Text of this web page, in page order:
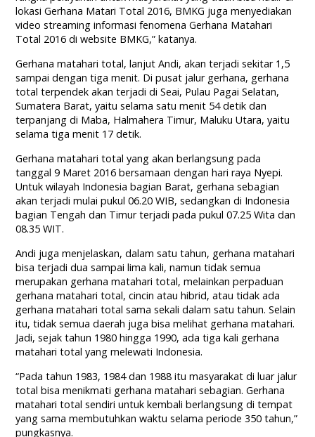
lokasi Gerhana Matari Total 2016, BMKG juga menyediakan
video streaming informasi fenomena Gerhana Matahari
Total 2016 di website BMKG,” katanya.
Gerhana matahari total, lanjut Andi, akan terjadi sekitar 1,5
sampai dengan tiga menit. Di pusat jalur gerhana, gerhana
total terpendek akan terjadi di Seai, Pulau Pagai Selatan,
Sumatera Barat, yaitu selama satu menit 54 detik dan
terpanjang di Maba, Halmahera Timur, Maluku Utara, yaitu
selama tiga menit 17 detik.
Gerhana matahari total yang akan berlangsung pada
tanggal 9 Maret 2016 bersamaan dengan hari raya Nyepi.
Untuk wilayah Indonesia bagian Barat, gerhana sebagian
akan terjadi mulai pukul 06.20 WIB, sedangkan di Indonesia
bagian Tengah dan Timur terjadi pada pukul 07.25 Wita dan
08.35 WIT.
Andi juga menjelaskan, dalam satu tahun, gerhana matahari
bisa terjadi dua sampai lima kali, namun tidak semua
merupakan gerhana matahari total, melainkan perpaduan
gerhana matahari total, cincin atau hibrid, atau tidak ada
gerhana matahari total sama sekali dalam satu tahun. Selain
itu, tidak semua daerah juga bisa melihat gerhana matahari.
Jadi, sejak tahun 1980 hingga 1990, ada tiga kali gerhana
matahari total yang melewati Indonesia.
“Pada tahun 1983, 1984 dan 1988 itu masyarakat di luar jalur
total bisa menikmati gerhana matahari sebagian. Gerhana
matahari total sendiri untuk kembali berlangsung di tempat
yang sama membutuhkan waktu selama periode 350 tahun,”
pungkasnya.